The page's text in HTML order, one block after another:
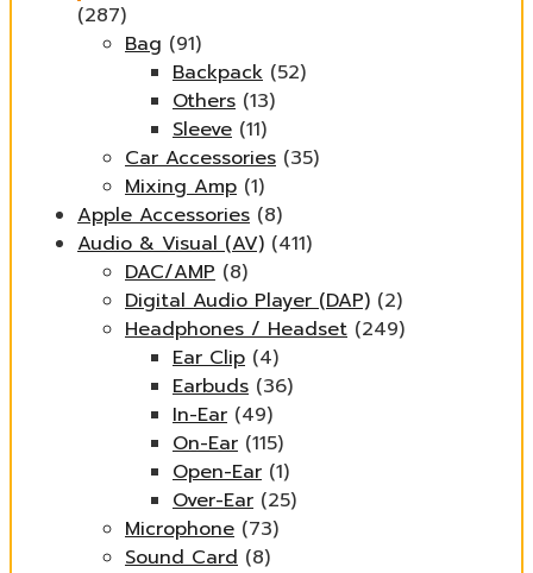
(287)
Bag (91)
Backpack (52)
Others (13)
Sleeve (11)
Car Accessories (35)
Mixing Amp (1)
Apple Accessories (8)
Audio & Visual (AV) (411)
DAC/AMP (8)
Digital Audio Player (DAP) (2)
Headphones / Headset (249)
Ear Clip (4)
Earbuds (36)
In-Ear (49)
On-Ear (115)
Open-Ear (1)
Over-Ear (25)
Microphone (73)
Sound Card (8)